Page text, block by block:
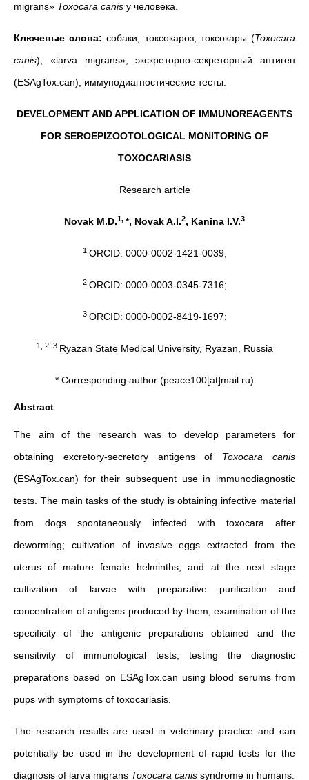
migrans» Toxocara canis у человека.
Ключевые слова: собаки, токсокароз, токсокары (Toxocara
canis), «larva migrans», экскреторно-секреторный антиген
(ESAgTox.can), иммунодиагностические тесты.
DEVELOPMENT AND APPLICATION OF IMMUNOREAGENTS
FOR SEROEPIZOOTOLOGICAL MONITORING OF
TOXOCARIASIS
Research article
Novak M.D.1, *, Novak A.I.2, Kanina I.V.3
1 ORCID: 0000-0002-1421-0039;
2 ORCID: 0000-0003-0345-7316;
3 ORCID: 0000-0002-8419-1697;
1, 2, 3 Ryazan State Medical University, Ryazan, Russia
* Corresponding author (peace100[at]mail.ru)
Abstract
The aim of the research was to develop parameters for
obtaining excretory-secretory antigens of Toxocara canis
(ESAgTox.can) for their subsequent use in immunodiagnostic
tests. The main tasks of the study is obtaining infective material
from dogs spontaneously infected with toxocara after
deworming; cultivation of invasive eggs extracted from the
uterus of mature female helminths, and at the next stage
cultivation of larvae with preparative purification and
concentration of antigens produced by them; examination of the
specificity of the antigenic preparations obtained and the
sensitivity of immunological tests; testing the diagnostic
preparations based on ESAgTox.can using blood serums from
pups with symptoms of toxocariasis.
The research results are used in veterinary practice and can
potentially be used in the development of rapid tests for the
diagnosis of larva migrans Toxocara canis syndrome in humans.